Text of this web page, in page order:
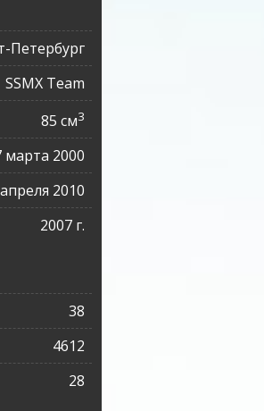
Петербург
SSMХ Team
85 см3
марта 2000
2010
2007 г.
38
4612
28